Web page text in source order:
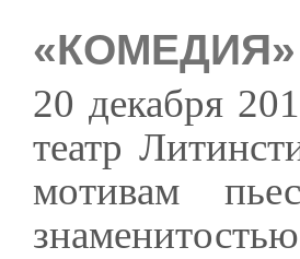
«КОМЕДИЯ»
20 декабря
театр
мотивам